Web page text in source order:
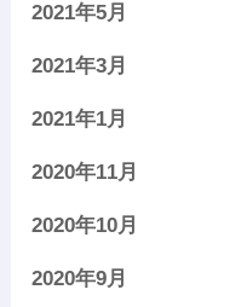
2021年5月
2021年3月
2021年1月
2020年11月
2020年10月
2020年9月